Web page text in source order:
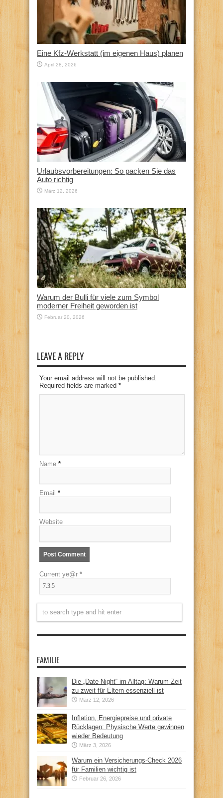
Eine Kfz‑Werkstatt (im eigenen Haus) planen
April 28, 2026
Urlaubsvorbereitungen: So packen Sie das
Auto richtig
März 12, 2026
Warum der Bulli für viele zum Symbol
moderner Freiheit geworden ist
Februar 20, 2026
LEAVE A REPLY
Your email address will not be published.
Required fields are marked *
Name *
Email *
Website
Current ye@r *
FAMILIE
Die „Date Night“ im Alltag: Warum Zeit
zu zweit für Eltern essenziell ist
März 12, 2026
Inflation, Energiepreise und private
Rücklagen: Physische Werte gewinnen
wieder Bedeutung
März 3, 2026
Warum ein Versicherungs-Check 2026
für Familien wichtig ist
Februar 26, 2026